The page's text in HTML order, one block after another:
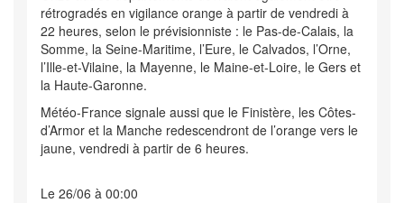
rétrogradés en vigilance orange à partir de vendredi à
22 heures, selon le prévisionniste : le Pas-de-Calais, la
Somme, la Seine-Maritime, l’Eure, le Calvados, l’Orne,
l’Ille-et-Vilaine, la Mayenne, le Maine-et-Loire, le Gers et
la Haute-Garonne.
Météo-France signale aussi que le Finistère, les Côtes-
d’Armor et la Manche redescendront de l’orange vers le
jaune, vendredi à partir de 6 heures.
Le 26/06 à 00:00